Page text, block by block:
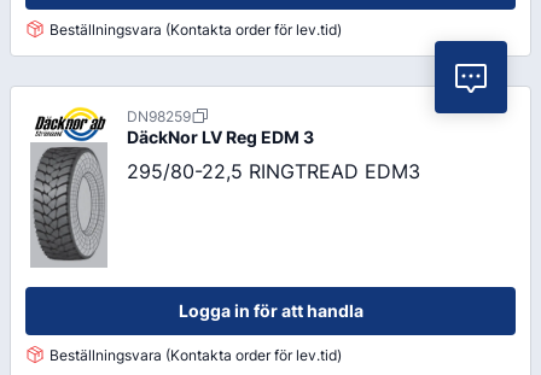
Beställningsvara (Kontakta order för lev.tid)
DN98259
DäckNor LV Reg EDM 3
295/80-22,5 RINGTREAD EDM3
Logga in för att handla
Beställningsvara (Kontakta order för lev.tid)